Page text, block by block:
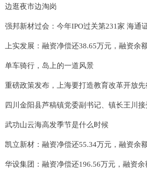
边逛夜市边淘岗
强邦新材过会：今年IPO过关第231家 海通
单车骑行，岛上的一道风景
重磅政策发布，上海要打造教育改革开放先
武功山云海高发季节是什么时候